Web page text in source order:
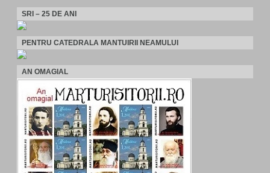
SRI – 25 DE ANI
PENTRU CATEDRALA MANTUIRII NEAMULUI
AN OMAGIAL